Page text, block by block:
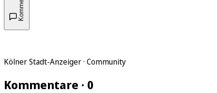
Kölner Stadt-Anzeiger · Community
Kommentare · 0